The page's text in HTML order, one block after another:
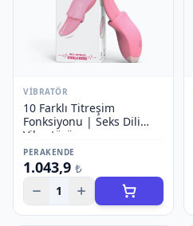
VIBRATÖR
10 Farklı Titreşim
Fonksiyonu | Seks Dili
Vibratörü
PERAKENDE
1.043,9 ₺
1